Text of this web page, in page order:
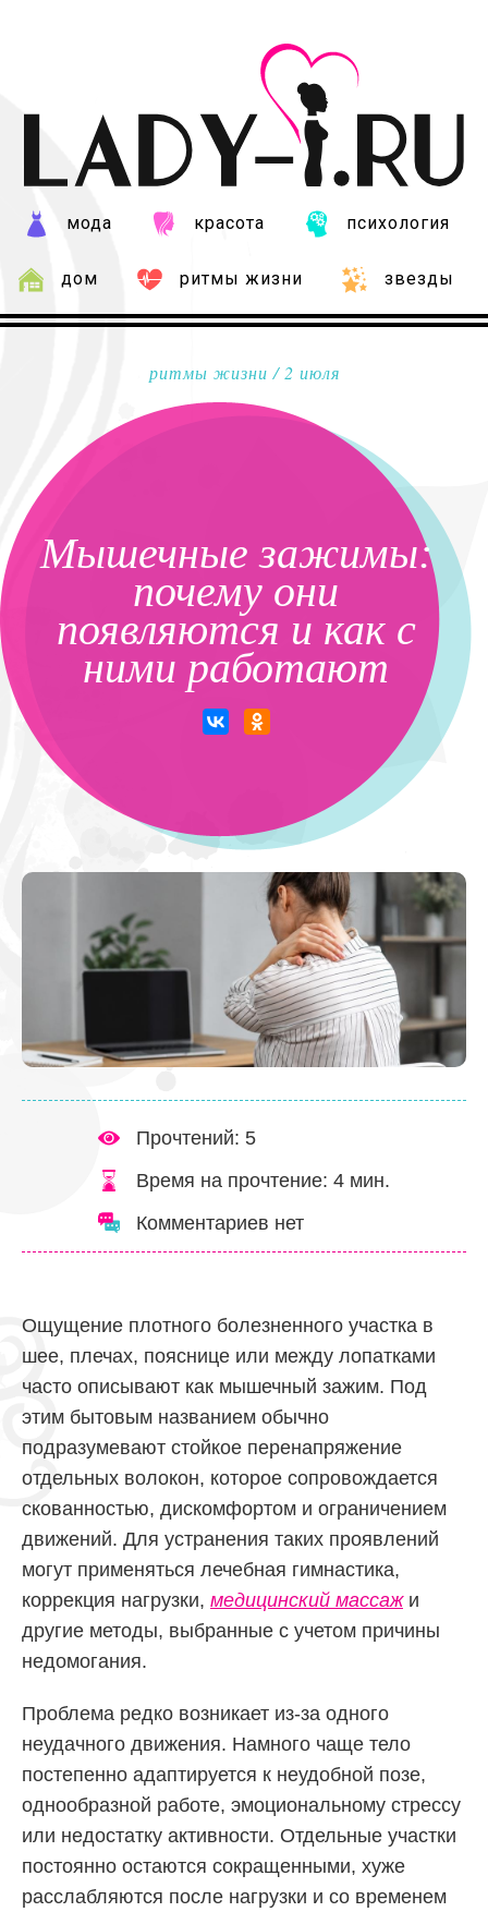
мода красота психология
дом ритмы жизни звезды
ритмы жизни / 2 июля
Мышечные зажимы:
почему они
появляются и как с
ними работают
Прочтений: 5
Время на прочтение: 4 мин.
Комментариев нет
Ощущение плотного болезненного участка в
шее, плечах, пояснице или между лопатками
часто описывают как мышечный зажим. Под
этим бытовым названием обычно
подразумевают стойкое перенапряжение
отдельных волокон, которое сопровождается
скованностью, дискомфортом и ограничением
движений. Для устранения таких проявлений
могут применяться лечебная гимнастика,
коррекция нагрузки, медицинский массажи
другие методы, выбранные с учетом причины
недомогания.
Проблема редко возникает из-за одного
неудачного движения. Намного чаще тело
постепенно адаптируется к неудобной позе,
однообразной работе, эмоциональному стрессу
или недостатку активности. Отдельные участки
постоянно остаются сокращенными, хуже
расслабляются после нагрузки и со временем